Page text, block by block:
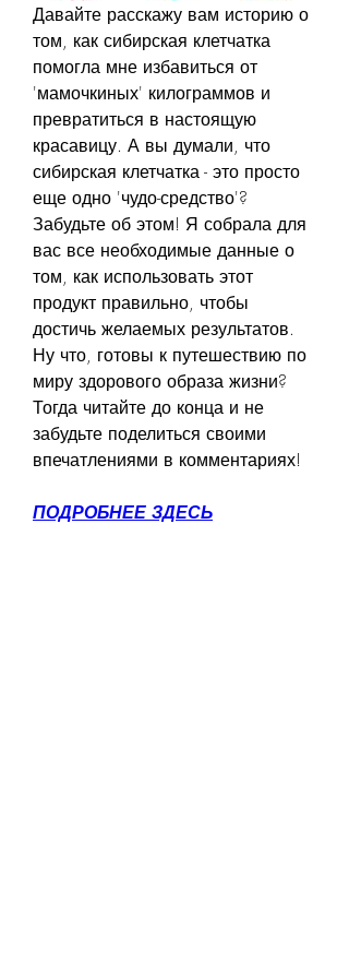
Давайте расскажу вам историю о
том, как сибирская клетчатка
помогла мне избавиться от
'мамочкиных' килограммов и
превратиться в настоящую
красавицу. А вы думали, что
сибирская клетчатка - это просто
еще одно 'чудо-средство'?
Забудьте об этом! Я собрала для
вас все необходимые данные о
том, как использовать этот
продукт правильно, чтобы
достичь желаемых результатов.
Ну что, готовы к путешествию по
миру здорового образа жизни?
Тогда читайте до конца и не
забудьте поделиться своими
впечатлениями в комментариях!
ПОДРОБНЕЕ ЗДЕСЬ